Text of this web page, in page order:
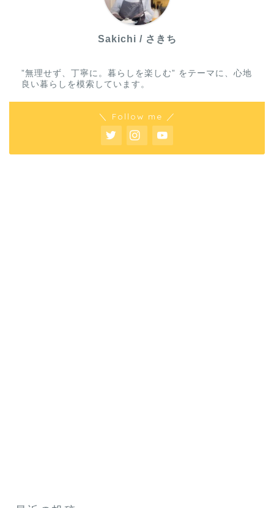
Sakichi / さきち
”無理せず、丁寧に。暮らしを楽しむ” をテーマに、心地
良い暮らしを模索しています。
＼ Follow me ／